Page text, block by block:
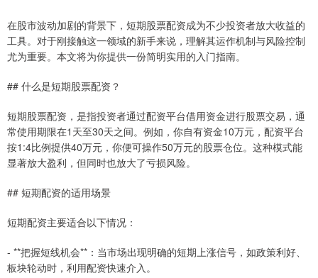
在股市波动加剧的背景下，短期股票配资成为不少投资者放大收益的
工具。对于刚接触这一领域的新手来说，理解其运作机制与风险控制
尤为重要。本文将为你提供一份简明实用的入门指南。
## 什么是短期股票配资？
短期股票配资，是指投资者通过配资平台借用资金进行股票交易，通
常使用期限在1天至30天之间。例如，你自有资金10万元，配资平台
按1:4比例提供40万元，你便可操作50万元的股票仓位。这种模式能
显著放大盈利，但同时也放大了亏损风险。
## 短期配资的适用场景
短期配资主要适合以下情况：
- **把握短线机会**：当市场出现明确的短期上涨信号，如政策利好、
板块轮动时，利用配资快速介入。